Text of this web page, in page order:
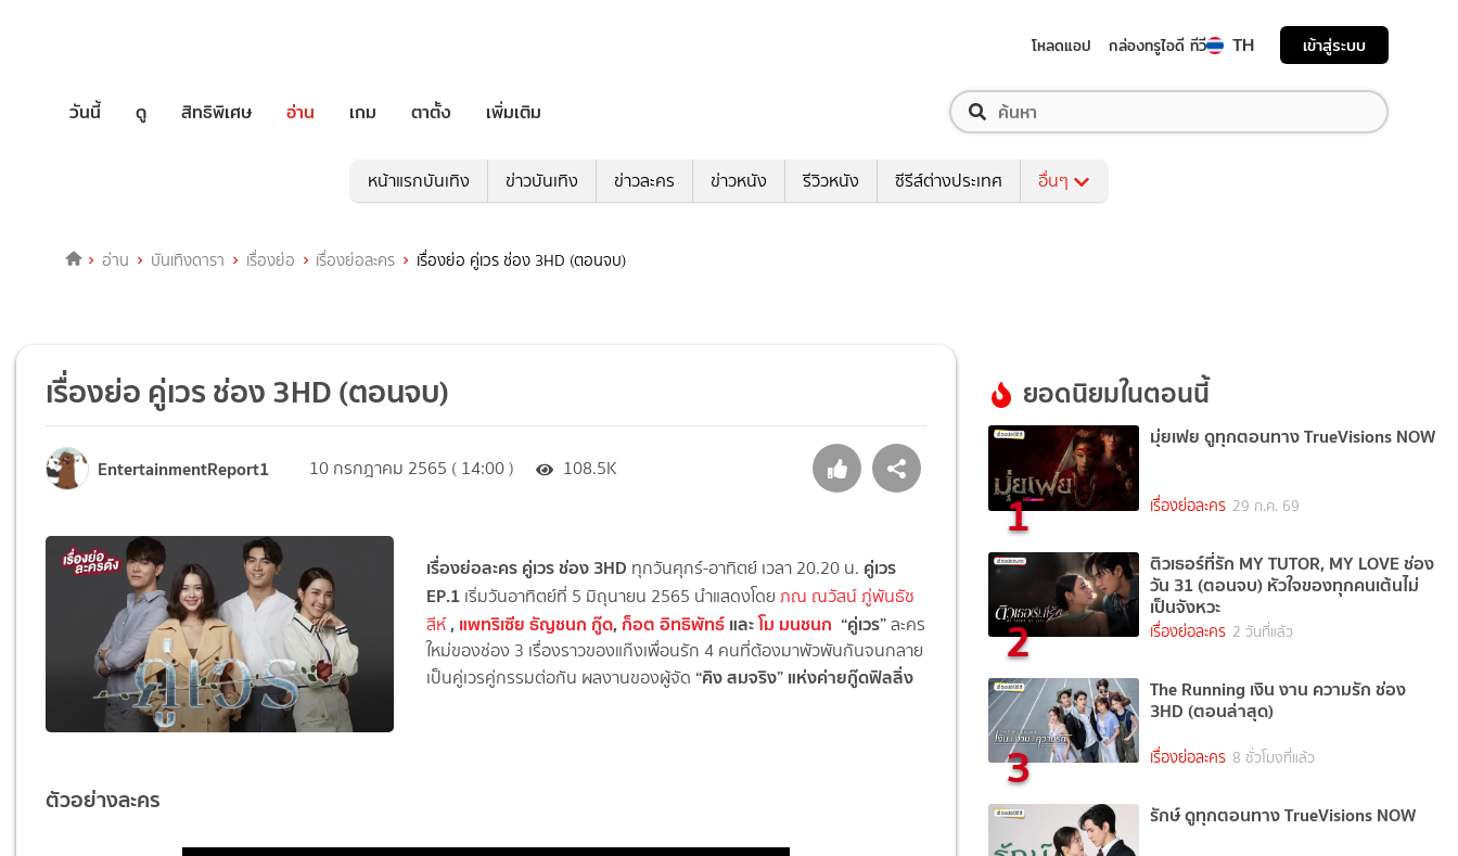
โหลดแอป กล่องทรูไอดี ทีวี TH เข้าสู่ระบบ
วันนี้ ดู สิทธิพิเศษ อ่าน เกม ตาตั้ง เพิ่มเติม
หน้าแรกบันเทิง ข่าวบันเทิง ข่าวละคร ข่าวหนัง รีวิวหนัง ซีรีส์ต่างประเทศ อื่นๆ
อ่าน บันเทิงดารา เรื่องย่อ เรื่องย่อละคร เรื่องย่อ คู่เวร ช่อง 3HD (ตอนจบ)
เรื่องย่อ คู่เวร ช่อง 3HD (ตอนจบ)
EntertainmentReport1 10 กรกฎาคม 2565 ( 14:00 ) 108.5K
เรื่องย่อละคร คู่เวร ช่อง 3HD ทุกวันศุกร์-อาทิตย์ เวลา 20.20 น. คู่เวร
EP.1 เริ่มวันอาทิตย์ที่ 5 มิถุนายน 2565 นำแสดงโดย ภณ ณวัสน์ ภู่พันธัช
สีห์,แพทริเซีย ธัญชนก กู๊ด,ก็อต อิทธิพัทธ์และโม มนชนก “คูเวร”ละคร
ใหม่ของช่อง 3 เรื่องราวของแก๊งเพื่อนรัก 4 คนที่ต้องมาพัวพันกันจนกลาย
เป็นคูเวรคู่กรรมต่อกัน ผลงานของผู้จัด “คิง สมจริง”แห่งค่ายกู๊ดฟิลลิ่ง
ตัวอย่างละคร
ยอดนิยมในตอนนี้
1
มุ่ยเฟย ดูทุกตอนทาง TrueVisions NOW
เรื่องย่อละคร 29 ก.ค. 69
2
ติวเธอร์ที่รัก MY TUTOR, MY LOVE ช่อง
วัน 31 (ตอนจบ) หัวใจของทุกคนเต้นไม่
เป็นจังหวะ
เรื่องย่อละคร 2 วันที่แล้ว
3
The Running เงิน งาน ความรัก ช่อง
3HD (ตอนล่าสุด)
เรื่องย่อละคร 8 ชั่วโมงที่แล้ว
รักษ์ ดูทุกตอนทาง TrueVisions NOW